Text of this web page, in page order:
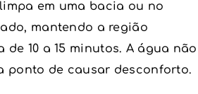
em uma bacia ou no
mantendo a região
de 10 a 15 minutos. A água não
ponto de causar desconforto.